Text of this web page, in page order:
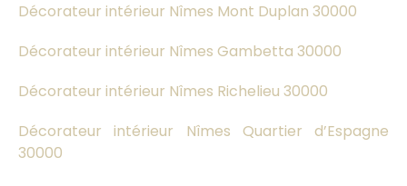
Décorateur intérieur Nîmes Mont Duplan 30000
Décorateur intérieur Nîmes Gambetta 30000
Décorateur intérieur Nîmes Richelieu 30000
Décorateur intérieur Nîmes Quartier d’Espagne
30000